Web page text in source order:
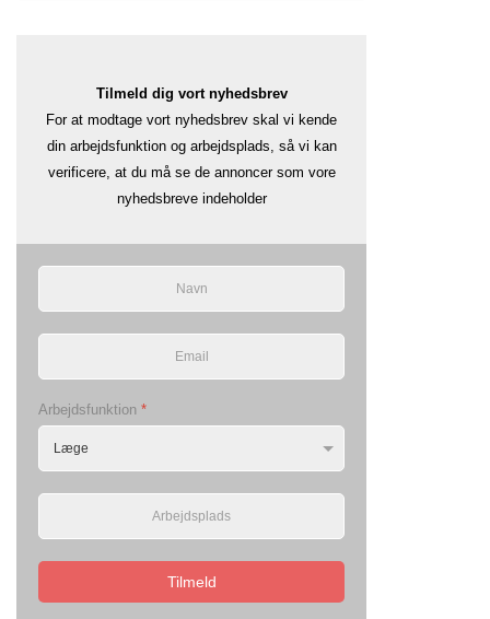
Tilmeld dig vort nyhedsbrev
For at modtage vort nyhedsbrev skal vi kende
din arbejdsfunktion og arbejdsplads, så vi kan
verificere, at du må se de annoncer som vore
nyhedsbreve indeholder
Arbejdsfunktion *
Tilmeld